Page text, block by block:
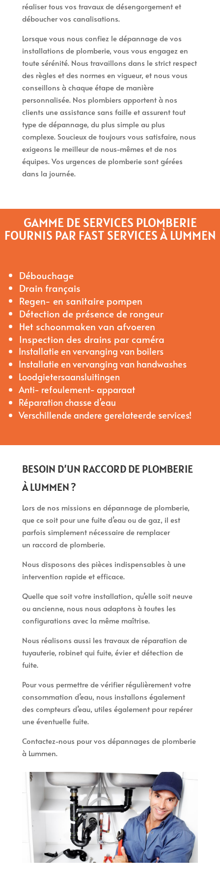
réaliser tous vos travaux de désengorgement et
déboucher vos canalisations.
Lorsque vous nous confiez le dépannage de vos
installations de plomberie, vous vous engagez en
toute sérénité. Nous travaillons dans le strict respect
des règles et des normes en vigueur, et nous vous
conseillons à chaque étape de manière
personnalisée. Nos plombiers apportent à nos
clients une assistance sans faille et assurent tout
type de dépannage, du plus simple au plus
complexe. Soucieux de toujours vous satisfaire, nous
exigeons le meilleur de nous-mêmes et de nos
équipes. Vos urgences de plomberie sont gérées
dans la journée.
GAMME DE SERVICES PLOMBERIE
FOURNIS PAR FAST SERVICES À LUMMEN
Débouchage
Drain français
Regen- en sanitaire pompen
Détection de présence de rongeur
Het schoonmaken van afvoeren
Inspection des drains par caméra
Installatie en vervanging van boilers
Installatie en vervanging van handwashes
Loodgietersaansluitingen
Anti- refoulement- apparaat
Réparation chasse d’eau
Verschillende andere gerelateerde services!
BESOIN D’UN RACCORD DE PLOMBERIE
À LUMMEN ?
Lors de nos missions en dépannage de plomberie,
que ce soit pour une fuite d’eau ou de gaz, il est
parfois simplement nécessaire de remplacer
un raccord de plomberie.
Nous disposons des pièces indispensables à une
intervention rapide et efficace.
Quelle que soit votre installation, qu’elle soit neuve
ou ancienne, nous nous adaptons à toutes les
configurations avec la même maîtrise.
Nous réalisons aussi les travaux de réparation de
tuyauterie, robinet qui fuite, évier et détection de
fuite.
Pour vous permettre de vérifier régulièrement votre
consommation d’eau, nous installons également
des compteurs d’eau, utiles également pour repérer
une éventuelle fuite.
Contactez-nous pour vos dépannages de plomberie
à Lummen.